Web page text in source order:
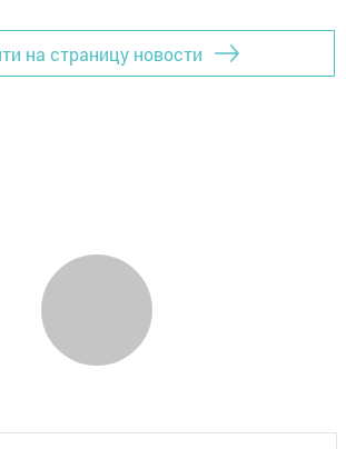
на страницу новости